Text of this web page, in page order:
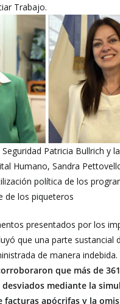
Trabajo.
Patricia Bullrich y
Humano, Sandra
política de los
de los piqueteros
presentados por los
que una parte sustancial
de manera indebida.
que más de
mediante la
facturas apócrifas y la